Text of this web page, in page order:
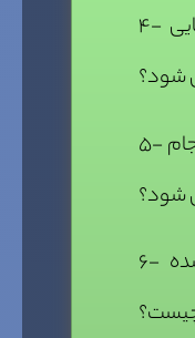
۴- ترمیم واژن به چه روش هایی
شود؟
۵- ترمیم واژن با بخیه چگونه انجام
شود؟
۶- جنس نخ های استفاده شده
چیست؟